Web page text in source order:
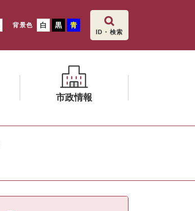
背景色 白 黒 青
ID・検索
市政情報
を